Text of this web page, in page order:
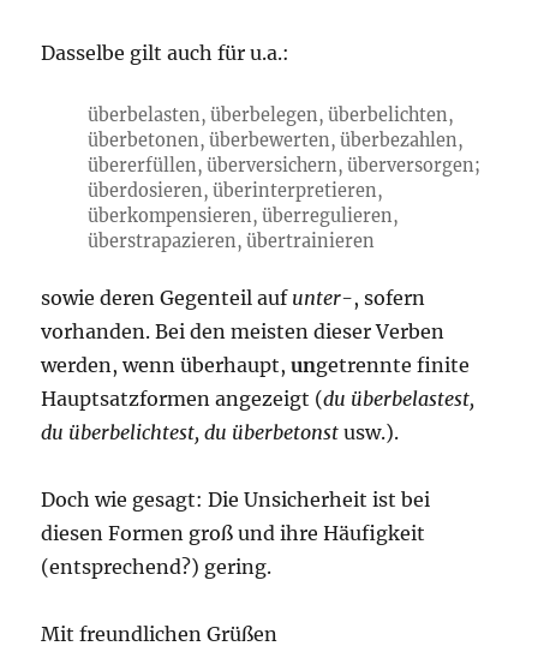
Dasselbe gilt auch für u.a.:
überbelasten, überbelegen, überbelichten,
überbetonen, überbewerten, überbezahlen,
übererfüllen, überversichern, überversorgen;
überdosieren, überinterpretieren,
überkompensieren, überregulieren,
überstrapazieren, übertrainieren
sowie deren Gegenteil auf unter-, sofern
vorhanden. Bei den meisten dieser Verben
werden, wenn überhaupt,ungetrennte finite
Hauptsatzformen angezeigt (du überbelastest,
du überbelichtest, du überbetonst usw.).
Doch wie gesagt: Die Unsicherheit ist bei
diesen Formen groß und ihre Häufigkeit
(entsprechend?) gering.
Mit freundlichen Grüßen